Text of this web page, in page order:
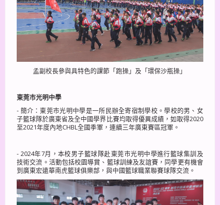
孟副校長參與具特色的課節「跑操」及「環保沙瓶操」
東莞巿光明中學
- 簡介：東莞巿光明中學是一所民辦全寄宿制學校。學校的男、女
子籃球隊於廣東省及全中國學界比賽均取得優異成績，如取得2020
至2021年度內地CHBL全國季軍，連續三年廣東賽區冠軍。
- 2024年7月，本校男子籃球隊赴東莞巿光明中學進行籃球集訓及
技術交流。活動包括校園導賞、籃球訓練及友誼賽，同學更有機會
到廣東宏遠華南虎籃球俱樂部，與中國籃球職業聯賽球隊交流。